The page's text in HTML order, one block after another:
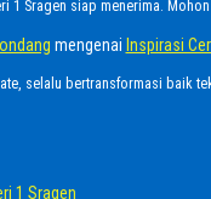
1 Sragen siap menerima.
mengenai Inspirasi
selalu bertransformasi baik
1 Sragen